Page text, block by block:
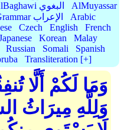
AlBaghawi البغوي
AlMuyassar
Grammar الإعراب
Arabic
Czech English
French
Korean
Malay
Russian Somali
Spanish
Transliteration [+]
وَمَا لَكُمْ أَلَّا
وَلِلَّهِ مِيرَاثُ